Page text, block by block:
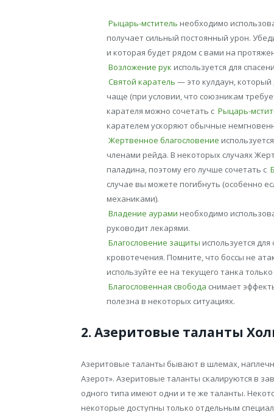
Рыцарь-мститель необходимо
получает сильный постоянный урон.
и которая будет рядом с вами на
Возложение рук используется для
Святой каратель — это кулдаун, который
чаще (при условии, что союзникам
карателя можно сочетать с Рыцарь-
карателем ускоряют обычные
Жертвенное благословение
членами рейда. В некоторых случаях
паладина, поэтому его лучше сочетать с
случае вы можете погибнуть (особенно
механиками).
Владение аурами необходимо
руководит лекарями.
Благословение защиты используется
кровотечения. Помните, что боссы не
используйте ее на текущего танка
Благословенная свобода снимает
полезна в некоторых ситуациях.
2. Азеритовые таланты
Азеритовые таланты бывают в шлемах,
Азерот». Азеритовые таланты скалируются в
одного типа имеют одни и те же таланты.
некоторые доступны только отдельным